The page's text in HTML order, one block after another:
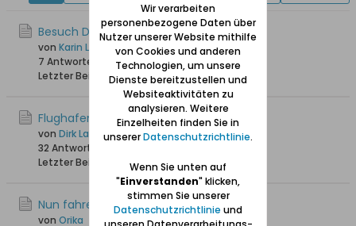
Besuch Danziger Staatsarchiv
von Karin Langereih
7 Antworten
6.737 Hits0 Likes
Letzter Beitrag05.04.2026, 09:56
Flughafen
von Dirk Lange
32 Antworten
Letzter Beitrag
08.10.2025, 12:17
Nun fahre ich auch bald nach Danzig :-)
von Orika
Wir verarbeiten
personenbezogene Daten über
Nutzer unserer Website mithilfe
von Cookies und anderen
Technologien, um unsere
Dienste bereitzustellen und
Websiteaktivitäten zu
analysieren. Weitere
Einzelheiten finden Sie in
unsererDatenschutzrichtlinie.
Wenn Sie unten auf
"Einverstanden" klicken,
stimmen Sie unserer
Datenschutzrichtlinie und